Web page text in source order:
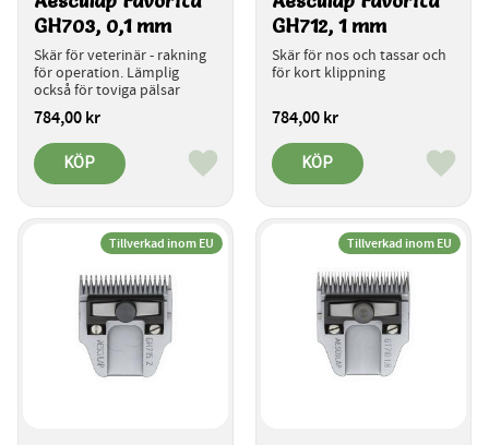
GH703, 0,1 mm
Skär för veterinär - rakning
för operation. Lämplig
också för toviga pälsar
784,00kr
Lägg till i favoriter
KÖP
GH712, 1 mm
Skär för nos och tassar och
för kort klippning
784,00kr
Lägg
KÖP
Tillverkad inom EU Tillverkad inom EU